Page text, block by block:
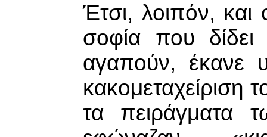
Έτσι, λοιπόν, και
σοφία που
αγαπούν, έκανε
κακομεταχείριση
τα πειράγματα